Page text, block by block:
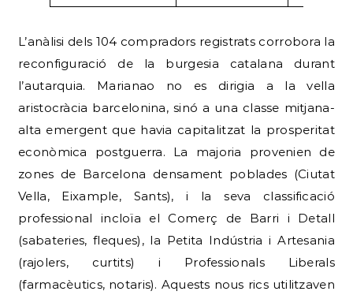
L’anàlisi dels 104 compradors registrats corrobora la
reconfiguració de la burgesia catalana durant
l’autarquia. Marianao no es dirigia a la vella
aristocràcia barcelonina, sinó a una classe mitjana-
alta emergent que havia capitalitzat la prosperitat
econòmica postguerra. La majoria provenien de
zones de Barcelona densament poblades (Ciutat
Vella, Eixample, Sants), i la seva classificació
professional incloïa el Comerç de Barri i Detall
(sabateries, fleques), la Petita Indústria i Artesania
(rajolers, curtits) i Professionals Liberals
(farmacèutics, notaris). Aquests nous rics utilitzaven